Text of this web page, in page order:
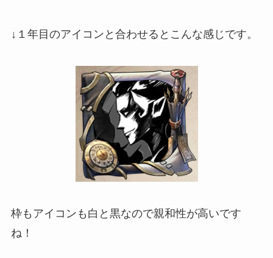
↓１年目のアイコンと合わせるとこんな感じです。
枠もアイコンも白と黒なので親和性が高いです
ね！